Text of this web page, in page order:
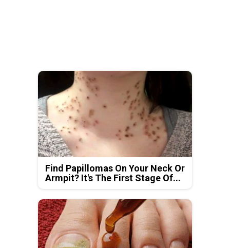
Find Papillomas On Your Neck Or
Armpit? It's The First Stage Of...